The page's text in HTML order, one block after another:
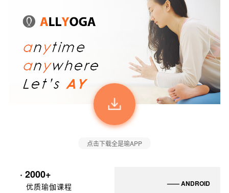
点击下载全是瑜APP
· 2000+
优质瑜伽课程 —— ANDROID